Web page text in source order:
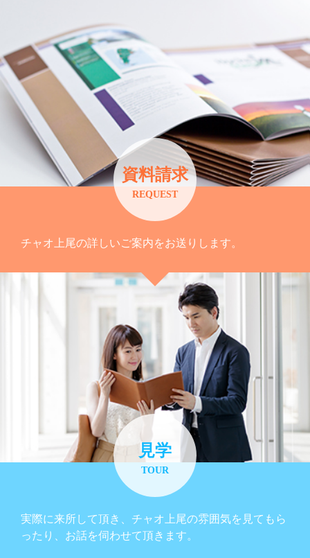
資料請求
REQUEST
チャオ上尾の詳しいご案内をお送りします。
見学
TOUR
実際に来所して頂き、チャオ上尾の雰囲気を見てもら
ったり、お話を伺わせて頂きます。